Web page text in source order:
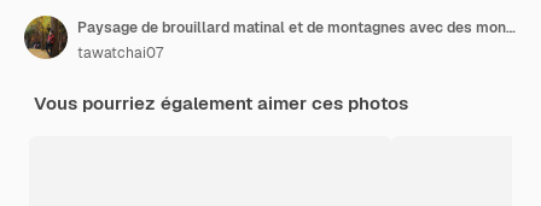
Paysage de brouillard matinal et de montagnes avec des montgolfières au lever du soleil.
tawatchai07
Vous pourriez également aimer ces photos